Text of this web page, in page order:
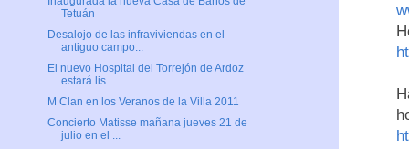
Tetuán
Desalojo de las infraviviendas en el
antiguo campo...
El nuevo Hospital del Torrejón de Ardoz
estará lis...
M Clan en los Veranos de la Villa 2011
Concierto Matisse mañana jueves 21 de
julio en el ...